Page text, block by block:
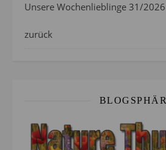
Unsere Wochenlieblinge 31/
zurück